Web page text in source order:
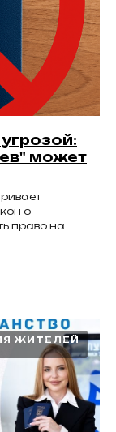
может
о
право на
ЖИТЕЛЕЙ